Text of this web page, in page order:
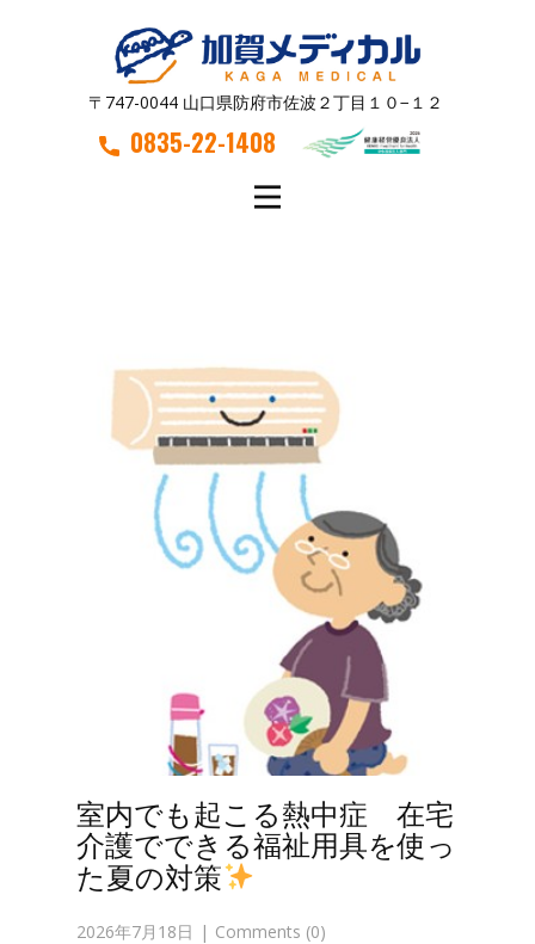
〒747-0044 山口県防府市佐波２丁目１０−１２
0835-22-1408
室内でも起こる熱中症 在宅
介護でできる福祉用具を使っ
た夏の対策
2026年7月18日 Comments (0)